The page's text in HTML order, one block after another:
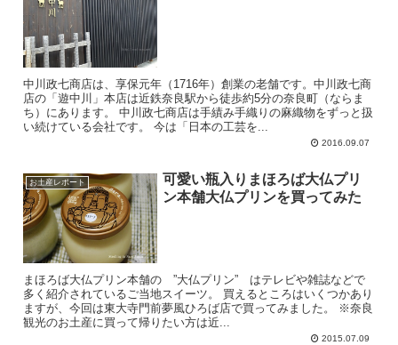
中川政七商店は、享保元年（1716年）創業の老舗です。中川政七商
店の「遊中川」本店は近鉄奈良駅から徒歩約5分の奈良町（ならま
ち）にあります。 中川政七商店は手績み手織りの麻織物をずっと扱
い続けている会社です。 今は「日本の工芸を...
2016.09.07
お土産レポート
可愛い瓶入りまほろば大仏プリ
ン本舗大仏プリンを買ってみた
まほろば大仏プリン本舗の ”大仏プリン” はテレビや雑誌などで
多く紹介されているご当地スイーツ。 買えるところはいくつかあり
ますが、今回は東大寺門前夢風ひろば店で買ってみました。 ※奈良
観光のお土産に買って帰りたい方は近...
2015.07.09